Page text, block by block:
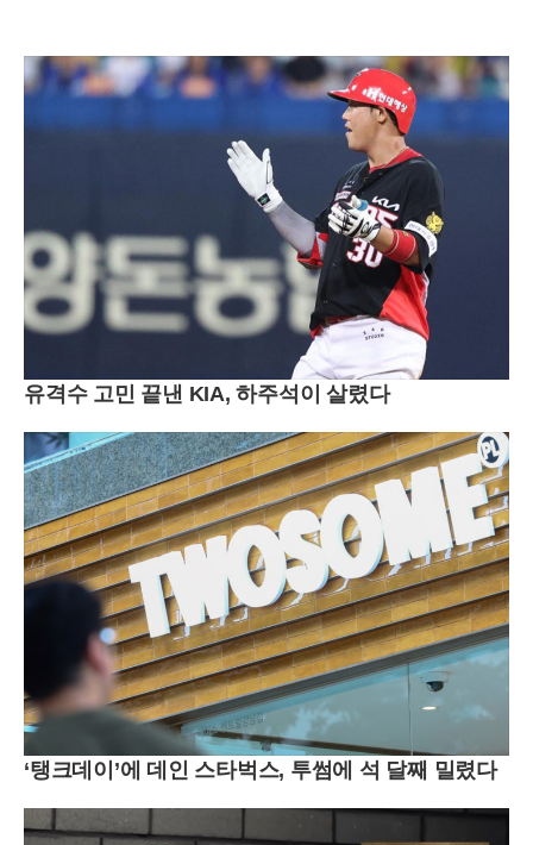
유격수 고민 끝낸 KIA, 하주석이 살렸다
‘탱크데이’에 데인 스타벅스, 투썸에 석 달째 밀렸다